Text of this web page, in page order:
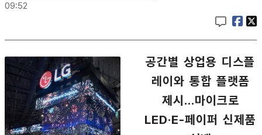
09:52
공간별 상업용 디스플
레이와 통합 플랫폼
제시…마이크로
LED·E-페이퍼 신제품